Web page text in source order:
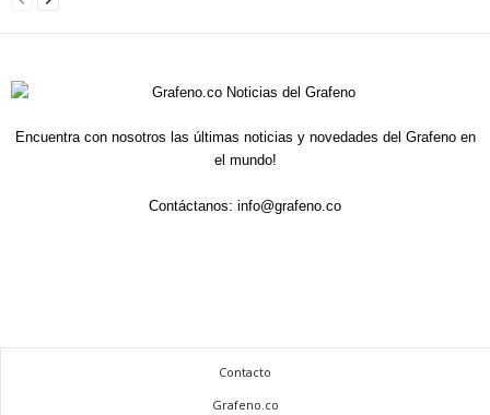
Encuentra con nosotros las últimas noticias y novedades del Grafeno en
el mundo!
Contáctanos: info@grafeno.co
Contacto
Grafeno.co